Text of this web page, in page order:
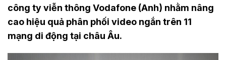
công ty viễn thông Vodafone (Anh) nhằm nâng
cao hiệu quả phân phối video ngắn trên 11
mạng di động tại châu Âu.